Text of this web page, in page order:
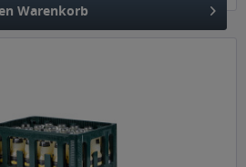
Warenkorb